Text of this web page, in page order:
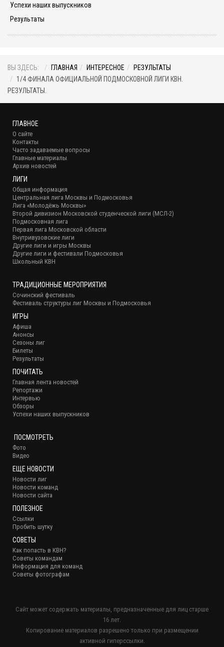
Успехи наших выпускников
Результаты
ВЫ ЗДЕСЬ: ГЛАВНАЯ ИНТЕРЕСНОЕ
РЕЗУЛЬТАТЫ
1/4 ФИНАЛА ОФИЦИАЛЬНОЙ ПОДМОСКОВНОЙ ЛИГИ КВН.
РЕЗУЛЬТАТЫ.
ГЛАВНОЕ
О сайте
Контакты
Часто задаваемые вопросы
Главные материалы
Архив новостей
ЛИГИ
Общая информация
Центральная лига Москвы и Подмосковья
Лига «Молодёжь Москвы»
Второй дивизион Московской студенческой лиги (МСЛ-2)
Подмосковная лига
Первая лига Московской области
Внутривузовские лиги
Другие лиги и игры Москвы
Другие лиги и фестивали Подмосковья
Школьный КВН
ТРАДИЦИОННЫЕ МЕРОПРИЯТИЯ
Сочинский фестиваль
Фестиваль структуры лиг Москвы и Подмосковья
ИГРЫ
Афиша
Анонсы
Сезоны лиг
Билеты
Результаты
ПОЧИТАТЬ
Главная лента новостей
Репортажи
Интервью
Обзоры
Успехи наших выпускников
ПОСМОТРЕТЬ
Фото
Видео
ЕЩЕ НОВОСТИ
Новости лиг
Новости команд
Новости сайта
ПОЛЕЗНОЕ
Ссылки
Пробить шутку
СОВЕТЫ
Как попасть в КВН?
Советы командам
Информация для команд
Советы фотографам
Сайт может содержать материалы, предназначенные для лиц старше
16 лет.
Копирование материалов разрешено только при размещении
активной гиперссылки.